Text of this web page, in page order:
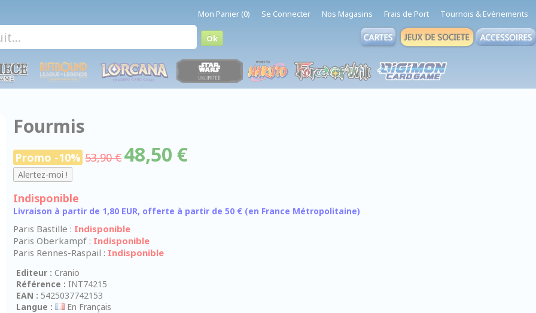
Mon Panier (0) Se Connecter Nos Magasins Frais de Port Tournois & Evènements
Fourmis
Promo -10% 53,90 €48,50 €
Indisponible
Livraison à partir de 1,80 EUR, offerte à partir de 50 € (en France Métropolitaine)
Paris Bastille : Indisponible
Paris Oberkampf : Indisponible
Paris Rennes-Raspail : Indisponible
Editeur : Cranio
Référence : INT74215
EAN : 5425037742153
Langue :
En Français